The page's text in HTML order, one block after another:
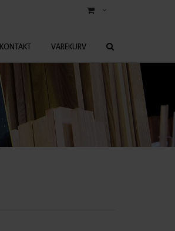
KONTAKT VAREKURV